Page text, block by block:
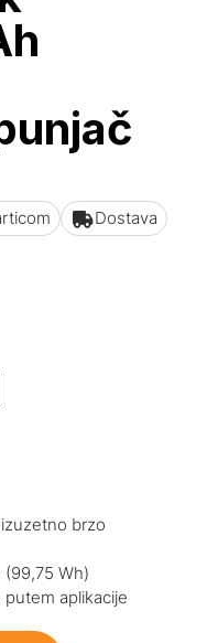
Dostava
brzo
Wh)
putem aplikacije